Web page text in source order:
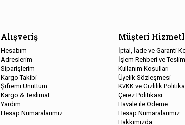
Alışveriş
Hesabım
Adreslerim
Siparişlerim
Kargo Takibi
Şifremi Unuttum
Kargo & Teslimat
Yardım
Hesap Numaralarımız
Müşteri
İptal, İade ve Garanti
İşlem Rehberi ve
Kullanım Koşulları
Üyelik Sözleşmesi
KVKK ve Gizlilik
Çerez Politikası
Havale ile Ödeme
Hesap Numaralarımız
Hakkımızda